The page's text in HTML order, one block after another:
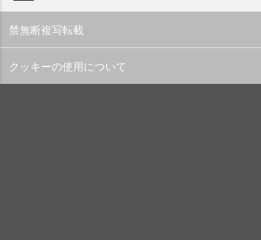
禁無断複写転載
クッキーの使用について